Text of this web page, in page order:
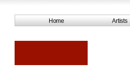
Home Artists